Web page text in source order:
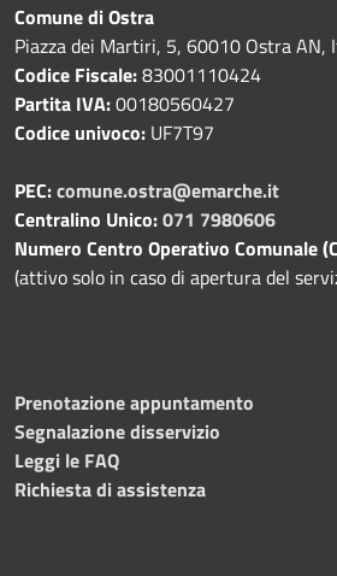
Comune di Ostra
Piazza dei Martiri, 5, 60010 Ostra AN,
Codice Fiscale:83001110424
Partita IVA:00180560427
Codice univoco: UF7T97
PEC:comune.ostra@emarche.it
Centralino Unico:071 7980606
Numero Centro Operativo Comunale
(attivo solo in caso di apertura del
Prenotazione appuntamento
Segnalazione disservizio
Leggi le FAQ
Richiesta di assistenza